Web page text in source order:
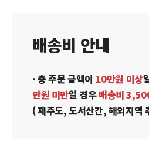
배송비 안내
· 총 주문 금액이 10만원 이상
만원 미만일 경우배송비
( 제주도, 도서산간, 해외지역